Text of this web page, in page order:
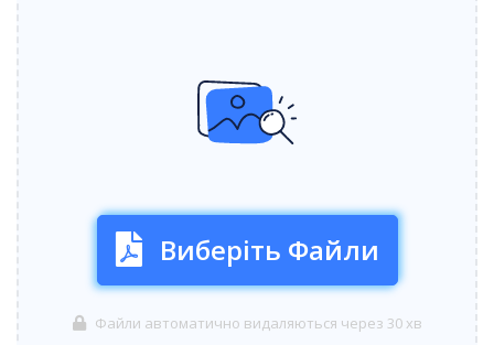
Виберіть Файли
Файли автоматично видаляються через 30 хв